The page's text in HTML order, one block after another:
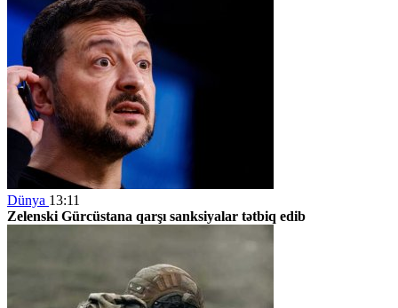
Dünya 13:11
Zelenski Gürcüstana qarşı sanksiyalar tətbiq edib